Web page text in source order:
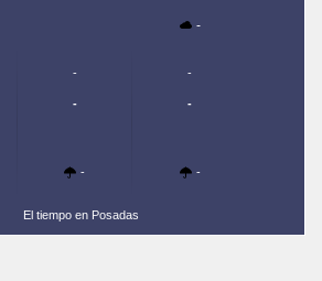
-
-
-
-
-
-
-
El tiempo en Posadas